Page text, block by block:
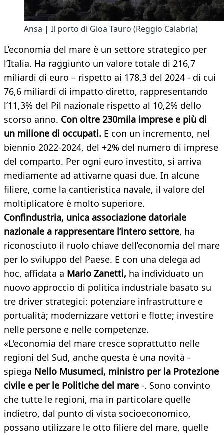
Ansa | Il porto di Gioa Tauro (Reggio Calabria)
L’economia del mare è un settore strategico per
l’Italia. Ha raggiunto un valore totale di 216,7
miliardi di euro – rispetto ai 178,3 del 2024 - di cui
76,6 miliardi di impatto diretto, rappresentando
l’11,3% del Pil nazionale rispetto al 10,2% dello
scorso anno. Con oltre 230mila imprese e più di
un milione di occupati. E con un incremento, nel
biennio 2022-2024, del +2% del numero di imprese
del comparto. Per ogni euro investito, si arriva
mediamente ad attivarne quasi due. In alcune
filiere, come la cantieristica navale, il valore del
moltiplicatore è molto superiore.
Confindustria, unica associazione datoriale
nazionale a rappresentare l’intero settore, ha
riconosciuto il ruolo chiave dell’economia del mare
per lo sviluppo del Paese. E con una delega ad
hoc, affidata a Mario Zanetti, ha individuato un
nuovo approccio di politica industriale basato su
tre driver strategici: potenziare infrastrutture e
portualità; modernizzare vettori e flotte; investire
nelle persone e nelle competenze.
«L'economia del mare cresce soprattutto nelle
regioni del Sud, anche questa è una novità -
spiega Nello Musumeci, ministro per la Protezione
civile e per le Politiche del mare -. Sono convinto
che tutte le regioni, ma in particolare quelle
indietro, dal punto di vista socioeconomico,
possano utilizzare le otto filiere del mare, quelle